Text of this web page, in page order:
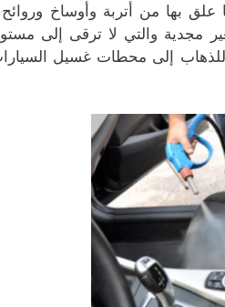
علق بها من أتربة وأوساخ
مجدية والتي لا ترقى إلى
للذهاب إلى محطات غسيل